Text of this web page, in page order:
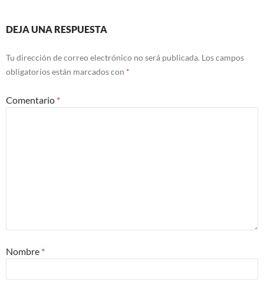
DEJA UNA RESPUESTA
Tu dirección de correo electrónico no será publicada. Los campos
obligatorios están marcados con *
Comentario *
Nombre *